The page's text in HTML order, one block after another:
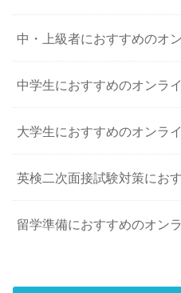
中・上級者におすすめのオ
中学生におすすめのオンラ
大学生におすすめのオンラ
英検二次面接試験対策にお
留学準備におすすめのオン